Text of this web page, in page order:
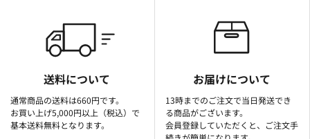
送料について
通常商品の送料は660円です。
お買い上げ5,000円以上（税込）で
基本送料無料となります。
お届けについて
13時までのご注文で当日発送でき
る商品がございます。
会員登録していただくと、ご注文手